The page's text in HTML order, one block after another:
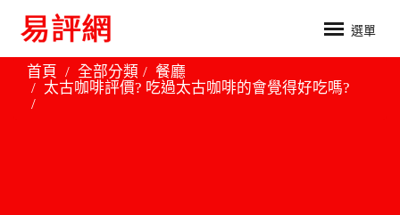
選單
首頁 全部分類
餐廳
太古咖啡評價? 吃過太古咖啡的會覺得好吃嗎?